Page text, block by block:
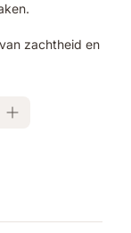
zachtheid en